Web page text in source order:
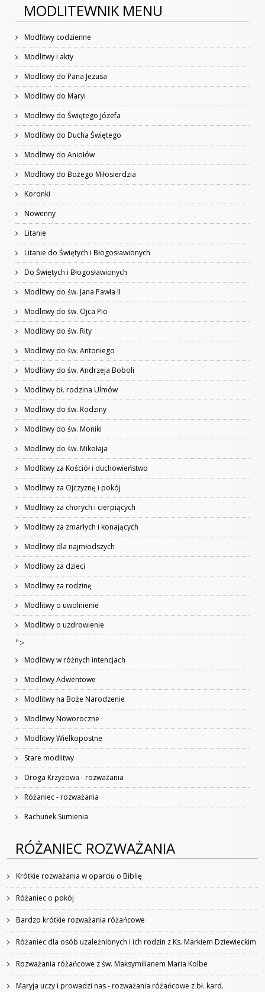
MODLITEWNIK MENU
Modlitwy codzienne
Modlitwy i akty
Modlitwy do Pana Jezusa
Modlitwy do Maryi
Modlitwy do Świętego Józefa
Modlitwy do Ducha Świętego
Modlitwy do Aniołów
Modlitwy do Bożego Miłosierdzia
Koronki
Nowenny
Litanie
Litanie do Świętych i Błogosławionych
Do Świętych i Błogosławionych
Modlitwy do św. Jana Pawła II
Modlitwy do św. Ojca Pio
Modlitwy do św. Rity
Modlitwy do św. Antoniego
Modlitwy do św. Andrzeja Boboli
Modlitwy bł. rodzina Ulmów
Modlitwy do św. Rodziny
Modlitwy do św. Moniki
Modlitwy do św. Mikołaja
Modlitwy za Kościół i duchowieństwo
Modlitwy za Ojczyznę i pokój
Modlitwy za chorych i cierpiących
Modlitwy za zmarłych i konających
Modlitwy dla najmłodszych
Modlitwy za dzieci
Modlitwy za rodzinę
Modlitwy o uwolnienie
Modlitwy o uzdrowienie
">
Modlitwy w różnych intencjach
Modlitwy Adwentowe
Modlitwy na Boże Narodzenie
Modlitwy Noworoczne
Modlitwy Wielkopostne
Stare modlitwy
Droga Krzyżowa - rozważania
Różaniec - rozważania
Rachunek Sumienia
RÓŻANIEC ROZWAŻANIA
Krótkie rozważania w oparciu o Biblię
Różaniec o pokój
Bardzo krótkie rozważania różańcowe
Różaniec dla osób uzależnionych i ich rodzin z Ks. Markiem Dziewieckim
Rozważania różańcowe z św. Maksymilianem Maria Kolbe
Maryja uczy i prowadzi nas - rozważania różańcowe z bł. kard.